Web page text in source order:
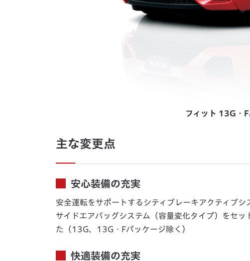
フィット 13G・F
主な変更点
安心装備の充実
安全運転をサポートするシティブレーキアクティブ
サイドエアバッグシステム（容量変化タイプ）をセ
た（13G、13G・Fパッケージ除く）
快適装備の充実